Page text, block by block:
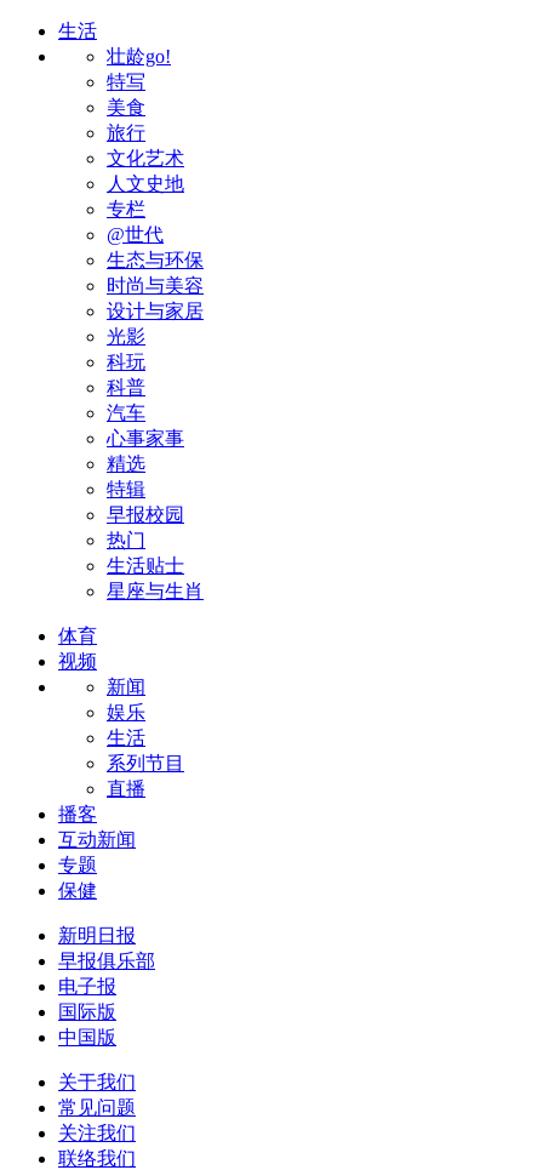
生活
壮龄go!
特写
美食
旅行
文化艺术
人文史地
专栏
@世代
生态与环保
时尚与美容
设计与家居
光影
科玩
科普
汽车
心事家事
精选
特辑
早报校园
热门
生活贴士
星座与生肖
体育
视频
新闻
娱乐
生活
系列节目
直播
播客
互动新闻
专题
保健
新明日报
早报俱乐部
电子报
国际版
中国版
关于我们
常见问题
关注我们
联络我们